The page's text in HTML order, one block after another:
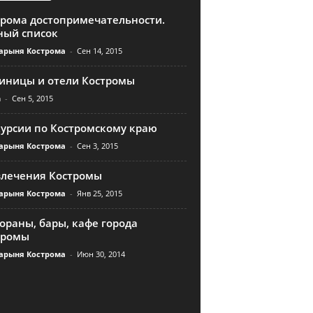
достопримечательности.
список
Кострома - Сен 14, 2015
и отели Костромы
- Сен 5, 2015
по Костромскому краю
Кострома - Сен 3, 2015
Костромы
Кострома - Янв 25, 2015
бары, кафе города
Кострома - Июн 30, 2014